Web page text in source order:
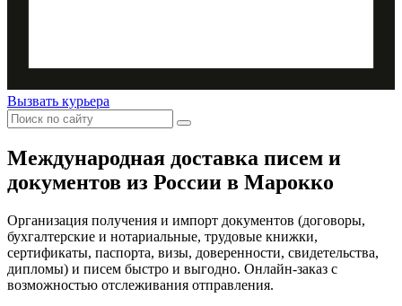
Вызвать курьера
Международная доставка писем и
документов из России в Марокко
Организация получения и импорт документов (договоры,
бухгалтерские и нотариальные, трудовые книжки,
сертификаты, паспорта, визы, доверенности, свидетельства,
дипломы) и писем быстро и выгодно. Онлайн-заказ с
возможностью отслеживания отправления.